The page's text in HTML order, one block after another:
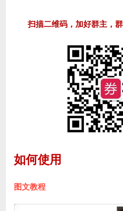
扫描二维码，加好群主，
如何使用
图文教程